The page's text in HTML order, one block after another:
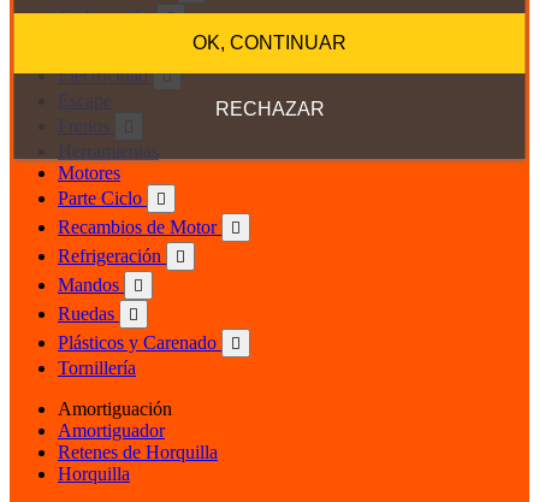
Carburación 
Electricidad 
Escape
Frenos
Herramientas
Motores
Parte Ciclo

Recambios de Motor 
Refrigeración 
Mandos 
Ruedas 
Plásticos y Carenado 
Tornillería
Amortiguación
Amortiguador
Retenes de Horquilla
Horquilla
RECHAZAR
OK, CONTINUAR